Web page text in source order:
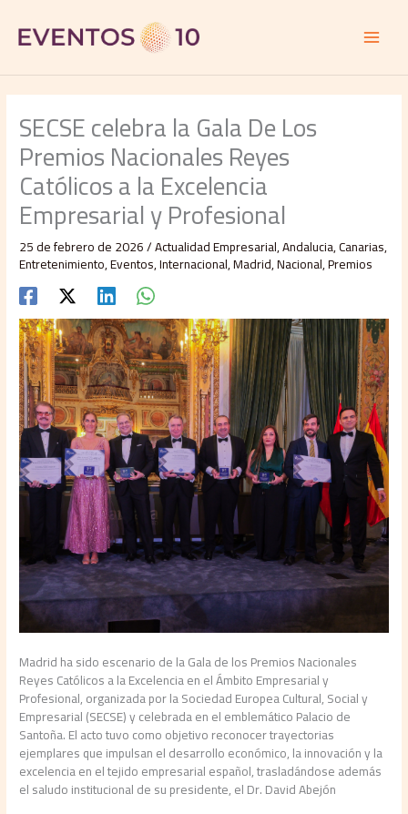
contenido
SECSE celebra la Gala De Los
Premios Nacionales Reyes
Católicos a la Excelencia
Empresarial y Profesional
25 de febrero de 2026/Actualidad Empresarial,Andalucia,Canarias,
Entretenimiento,Eventos,Internacional,Madrid,Nacional,Premios
Madrid ha sido escenario de la Gala de los Premios Nacionales
Reyes Católicos a la Excelencia en el Ámbito Empresarial y
Profesional, organizada por la Sociedad Europea Cultural, Social y
Empresarial (SECSE) y celebrada en el emblemático Palacio de
Santoña. El acto tuvo como objetivo reconocer trayectorias
ejemplares que impulsan el desarrollo económico, la innovación y la
excelencia en el tejido empresarial español, trasladándose además
el saludo institucional de su presidente, el Dr. David Abejón